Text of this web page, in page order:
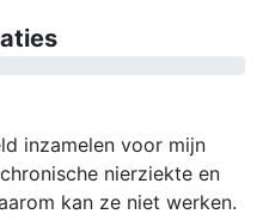
inzamelen voor mijn
nierziekte en
kan ze niet werken.